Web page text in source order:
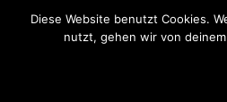
Diese Website benutzt Cookies.
nutzt, gehen wir von